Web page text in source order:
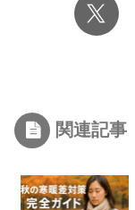
関連記事